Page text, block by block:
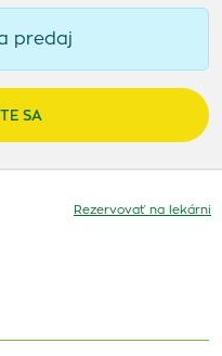
predaj
SA
Rezervovať na lekárni